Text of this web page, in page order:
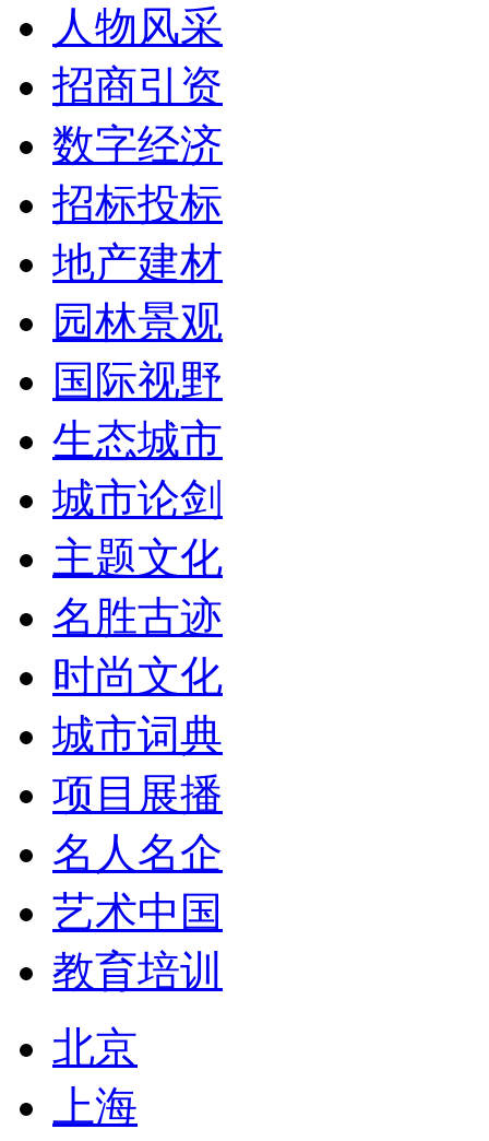
人物风采
招商引资
数字经济
招标投标
地产建材
园林景观
国际视野
生态城市
城市论剑
主题文化
名胜古迹
时尚文化
城市词典
项目展播
名人名企
艺术中国
教育培训
北京
上海